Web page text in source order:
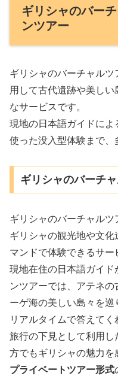
ギリシャのバー
ンツアー
ギリシャのバーチャル
用して古代遺跡や美し
なサービスです。
現地の日本語ガイドに
使った没入型体験まで、
ギリシャのバーチ
ギリシャのバーチャル
ギリシャの観光地や文
マンドで体験できるサー
現地在住の日本語ガイド
ンツアーでは、アテネ
ーゲ海の美しい島々を
リアルタイムで答えてく
旅行の下見として利用
方でもギリシャの魅力を
プライベートツアー形式